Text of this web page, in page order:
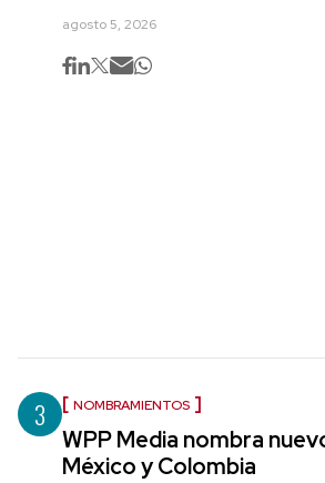
agosto 5, 2026
3 NOMBRAMIENTOS
WPP Media nombra
México y Colombia